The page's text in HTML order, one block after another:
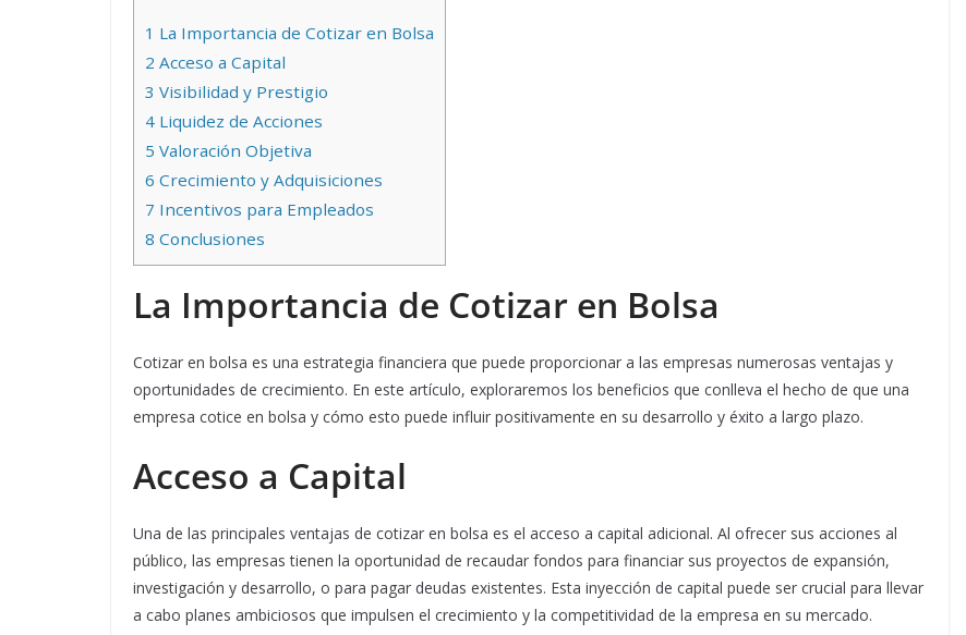
1 La Importancia de Cotizar en Bolsa
2 Acceso a Capital
3 Visibilidad y Prestigio
4 Liquidez de Acciones
5 Valoración Objetiva
6 Crecimiento y Adquisiciones
7 Incentivos para Empleados
8 Conclusiones
La Importancia de Cotizar en Bolsa
Cotizar en bolsa es una estrategia financiera que puede proporcionar a las empresas numerosas ventajas y
oportunidades de crecimiento. En este artículo, exploraremos los beneficios que conlleva el hecho de que una
empresa cotice en bolsa y cómo esto puede influir positivamente en su desarrollo y éxito a largo plazo.
Acceso a Capital
Una de las principales ventajas de cotizar en bolsa es el acceso a capital adicional. Al ofrecer sus acciones al
público, las empresas tienen la oportunidad de recaudar fondos para financiar sus proyectos de expansión,
investigación y desarrollo, o para pagar deudas existentes. Esta inyección de capital puede ser crucial para llevar
a cabo planes ambiciosos que impulsen el crecimiento y la competitividad de la empresa en su mercado.